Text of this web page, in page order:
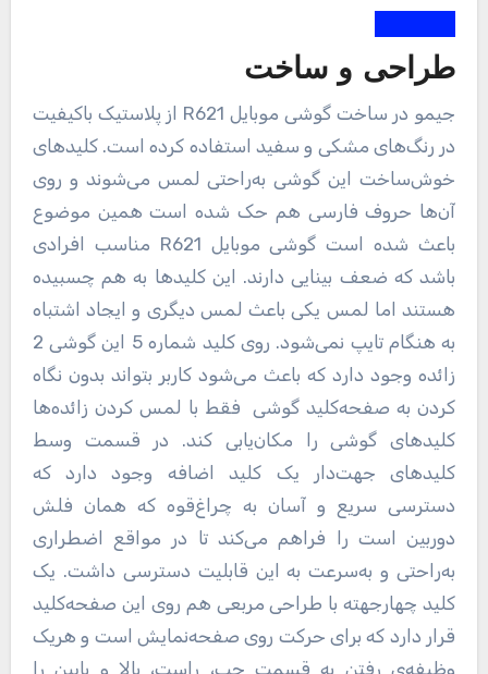
طراحی و ساخت
جیمو در ساخت گوشی موبایل R621 از پلاستیک باکیفیت
در رنگ‌های مشکی و سفید استفاده کرده است. کلیدهای
خوش‌ساخت این گوشی به‌راحتی لمس می‌شوند و روی
آن‌ها حروف فارسی هم حک شده است همین موضوع
باعث شده است گوشی موبایل R621 مناسب افرادی
باشد که ضعف بینایی دارند. این کلیدها به هم چسبیده
هستند اما لمس یکی باعث لمس دیگری و ایجاد اشتباه
به هنگام تایپ نمی‌شود. روی کلید شماره 5 این گوشی 2
زائده وجود دارد که باعث می‌شود کاربر بتواند بدون نگاه
کردن به صفحه‌کلید گوشی فقط با لمس کردن زائده‌ها
کلیدهای گوشی را مکان‌یابی کند. در قسمت وسط
کلیدهای جهت‌دار یک کلید اضافه وجود دارد که
دسترسی سریع و آسان به چراغ‌قوه که همان فلش
دوربین است را فراهم می‌کند تا در مواقع اضطراری
به‌راحتی و به‌سرعت به این قابلیت دسترسی داشت. یک
کلید چهارجهته با طراحی مربعی هم روی این صفحه‌کلید
قرار دارد که برای حرکت روی صفحه‌نمایش است و هریک
وظیفه‌ی رفتن به قسمت چپ، راست، بالا و پایین را